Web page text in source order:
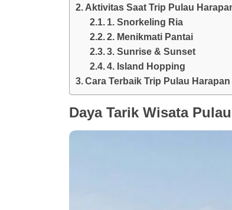
Aktivitas Saat Trip Pulau
1. Snorkeling Ria
2. Menikmati Pantai
3. Sunrise & Sunset
4. Island Hopping
Cara Terbaik Trip Pulau Harapan
Daya Tarik Wisata